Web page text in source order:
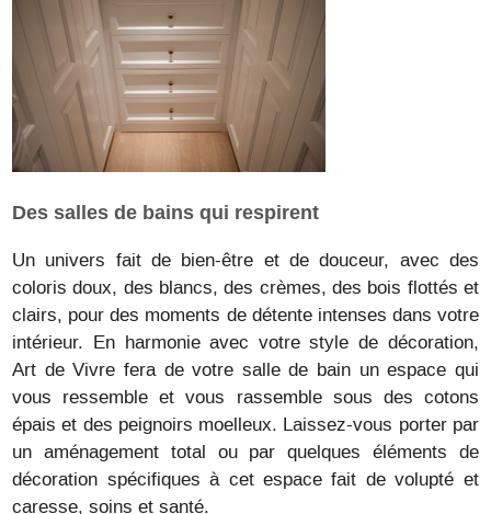
Des salles de bains qui respirent
Un univers fait de bien-être et de douceur, avec des
coloris doux, des blancs, des crèmes, des bois flottés et
clairs, pour des moments de détente intenses dans votre
intérieur. En harmonie avec votre style de décoration,
Art de Vivre fera de votre salle de bain un espace qui
vous ressemble et vous rassemble sous des cotons
épais et des peignoirs moelleux. Laissez-vous porter par
un aménagement total ou par quelques éléments de
décoration spécifiques à cet espace fait de volupté et
caresse, soins et santé.